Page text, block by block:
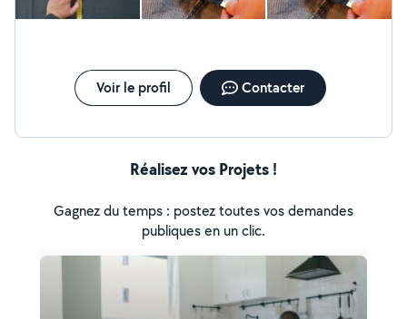
Voir le profil Contacter
Réalisez vos Projets !
Gagnez du temps : postez toutes vos demandes
publiques en un clic.